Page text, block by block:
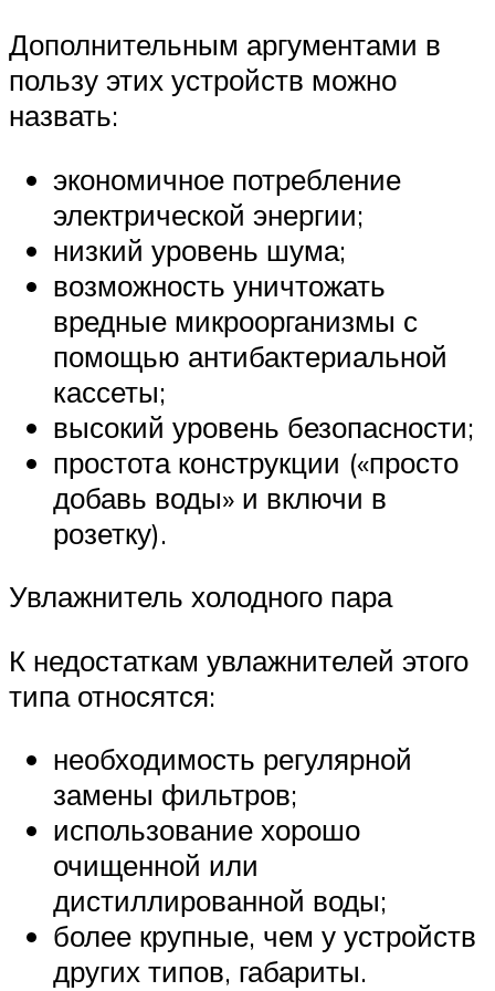
Дополнительным аргументами в
пользу этих устройств можно
назвать:
экономичное потребление
электрической энергии;
низкий уровень шума;
возможность уничтожать
вредные микроорганизмы с
помощью антибактериальной
кассеты;
высокий уровень безопасности;
простота конструкции («просто
добавь воды» и включи в
розетку).
Увлажнитель холодного пара
К недостаткам увлажнителей этого
типа относятся:
необходимость регулярной
замены фильтров;
использование хорошо
очищенной или
дистиллированной воды;
более крупные, чем у устройств
других типов, габариты.